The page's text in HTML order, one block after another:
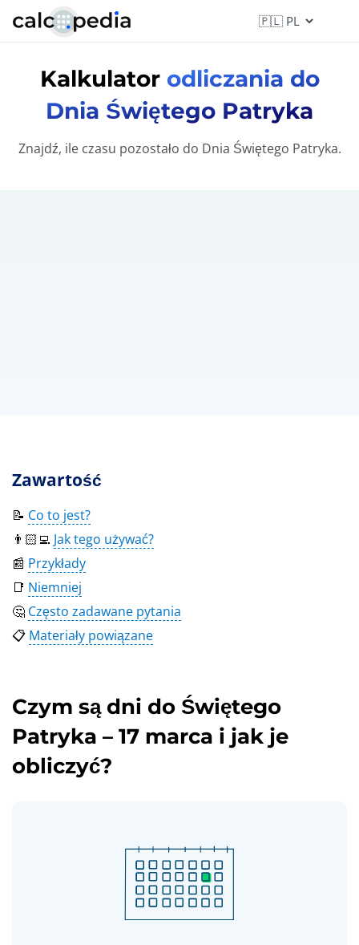
Kalkulator odliczania do
Dnia Świętego Patryka
Znajdź, ile czasu pozostało do Dnia Świętego Patryka.
Zawartość
📝 Co to jest?
👨🏻‍💻 Jak tego używać?
📰 Przykłady
📑 Niemniej
🤔 Często zadawane pytania
📋 Materiały powiązane
Czym są dni do Świętego
Patryka – 17 marca i jak je
obliczyć?